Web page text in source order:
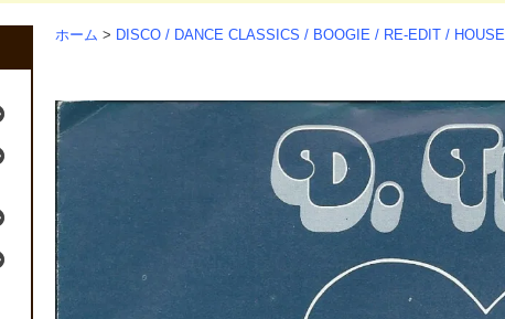
ホーム > DISCO / DANCE CLASSICS / BOOGIE / RE-EDIT / HOUSE